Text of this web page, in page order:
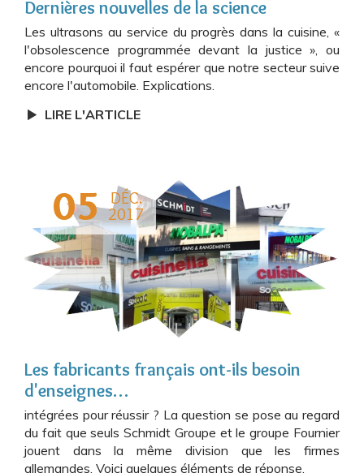
Dernières nouvelles de la science
Les ultrasons au service du progrès dans la cuisine, «
l'obsolescence programmée devant la justice », ou
encore pourquoi il faut espérer que notre secteur suive
encore l'automobile. Explications.
LIRE L'ARTICLE
05 DÉC.
2017
Les fabricants français ont-ils besoin
d'enseignes…
intégrées pour réussir ? La question se pose au regard
du fait que seuls Schmidt Groupe et le groupe Fournier
jouent dans la même division que les firmes
allemandes. Voici quelques éléments de réponse.